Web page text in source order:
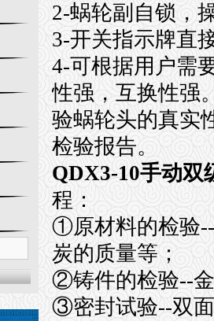
2-蜗轮副自锁，
3-开关指示牌直
4-可根据用户需
性强，互换性强
验蜗轮头的真实
检验报告。
QDX3-10手动双
程：
①原材料的检验--
炭的质量等；
②铸件的检验--
③密封试验--双